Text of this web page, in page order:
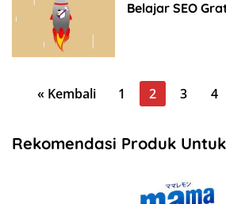
Belajar SEO
Paginasi
« Kembali 1 2 3 4
Rekomendasi Produk